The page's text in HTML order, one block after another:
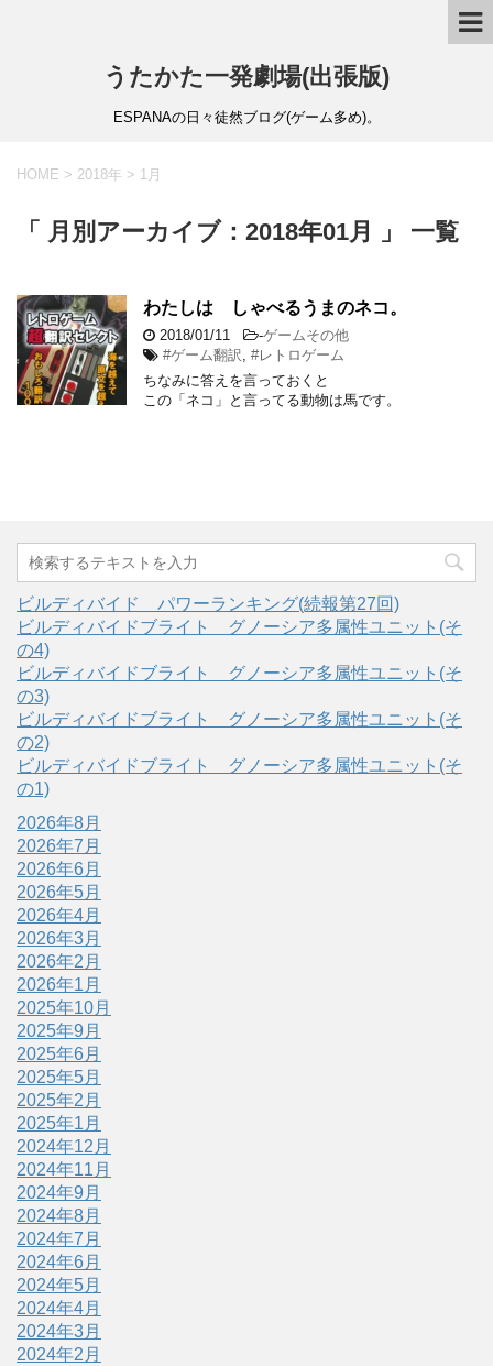
うたかた一発劇場(出張版)
ESPANAの日々徒然ブログ(ゲーム多め)。
HOME > 2018年 > 1月
「 月別アーカイブ：2018年01月 」 一覧
わたしは しゃべるうまのネコ。
2018/01/11 -ゲームその他
#ゲーム翻訳 #レトロゲーム
ちなみに答えを言っておくと
この「ネコ」と言ってる動物は馬です。
ビルディバイド パワーランキング(続報第27回)
ビルディバイドブライト グノーシア多属性ユニット(そ
の4)
ビルディバイドブライト グノーシア多属性ユニット(そ
の3)
ビルディバイドブライト グノーシア多属性ユニット(そ
の2)
ビルディバイドブライト グノーシア多属性ユニット(そ
の1)
2026年8月
2026年7月
2026年6月
2026年5月
2026年4月
2026年3月
2026年2月
2026年1月
2025年10月
2025年9月
2025年6月
2025年5月
2025年2月
2025年1月
2024年12月
2024年11月
2024年9月
2024年8月
2024年7月
2024年6月
2024年5月
2024年4月
2024年3月
2024年2月